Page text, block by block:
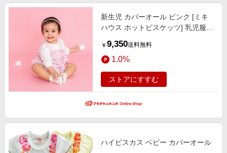
新生児 カバーオール ピンク [ミキ
ハウス ホットビスケッツ] 乳児服・
児服・乳児服（50〜80cm）
￥ 9,350送料無料
1.0%
ストアにすすむ
ハイビスカス ベビー カバーオール